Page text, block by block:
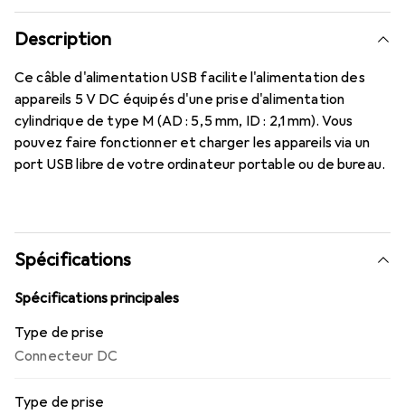
Description
Ce câble d'alimentation USB facilite l'alimentation des
appareils 5 V DC équipés d'une prise d'alimentation
cylindrique de type M (AD : 5,5 mm, ID : 2,1 mm). Vous
pouvez faire fonctionner et charger les appareils via un
port USB libre de votre ordinateur portable ou de bureau.
Spécifications
Spécifications principales
Type de prise
Connecteur DC
Type de prise